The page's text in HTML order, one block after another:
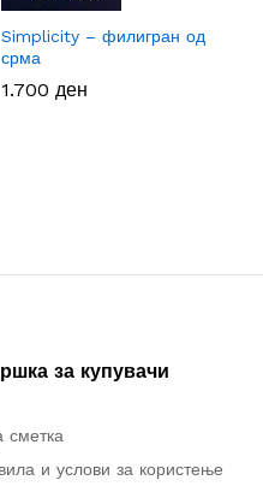
Simplicity – филигран од
срма
1.700 ден
1.700 ден
за купувачи
сметка
и услови за користење